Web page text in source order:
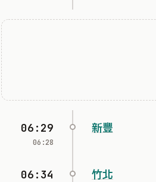
06:29
06:28
新豐
06:34 竹北